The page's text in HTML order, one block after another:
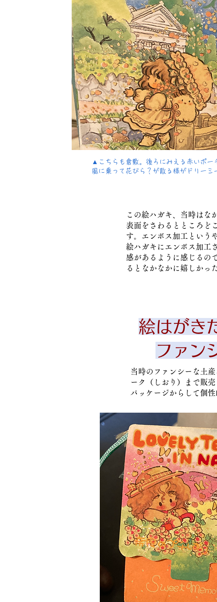
​▲こちらも倉敷。後ろにみえる赤いポー
風に乗って花びら？が散る様がドリーミ
この絵ハガキ、当時はな
表面をさわるとところど
す。エンボス加工という
絵ハガキにエンボス加工
感があるように感じるの
るとなかなかに嬉しかっ
絵はがき
ファン
当時のファンシーな土
ーク（しおり）まで販
パッケージからして個